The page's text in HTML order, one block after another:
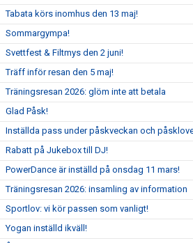
Tabata körs inomhus den 13 maj!
Sommargympa!
Svettfest & Filtmys den 2 juni!
Träff inför resan den 5 maj!
Träningsresan 2026: glöm inte att betala
Glad Påsk!
Inställda pass under påskveckan och
Rabatt på Jukebox till DJ!
PowerDance är inställd på onsdag 11 mars!
Träningsresan 2026: insamling av information
Sportlov: vi kör passen som vanligt!
Yogan inställd ikväll!